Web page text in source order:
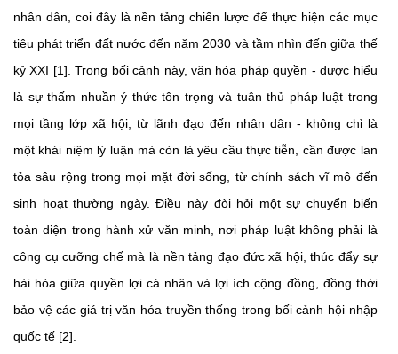
nhân dân, coi đây là nền tảng chiến lược để thực hiện các mục
tiêu phát triển đất nước đến năm 2030 và tầm nhìn đến giữa thế
kỷ XXI [1]. Trong bối cảnh này, văn hóa pháp quyền - được hiểu
là sự thấm nhuần ý thức tôn trọng và tuân thủ pháp luật trong
mọi tầng lớp xã hội, từ lãnh đạo đến nhân dân - không chỉ là
một khái niệm lý luận mà còn là yêu cầu thực tiễn, cần được lan
tỏa sâu rộng trong mọi mặt đời sống, từ chính sách vĩ mô đến
sinh hoạt thường ngày. Điều này đòi hỏi một sự chuyển biến
toàn diện trong hành xử văn minh, nơi pháp luật không phải là
công cụ cưỡng chế mà là nền tảng đạo đức xã hội, thúc đẩy sự
hài hòa giữa quyền lợi cá nhân và lợi ích cộng đồng, đồng thời
bảo vệ các giá trị văn hóa truyền thống trong bối cảnh hội nhập
quốc tế [2].